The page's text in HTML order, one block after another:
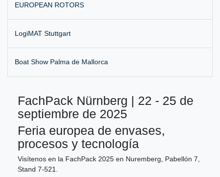
EUROPEAN ROTORS
LogiMAT Stuttgart
Boat Show Palma de Mallorca
FachPack Nürnberg | 22 - 25 de
septiembre de 2025
Feria europea de envases,
procesos y tecnología
Visítenos en la FachPack 2025 en Nuremberg, Pabellón 7,
Stand 7-521.